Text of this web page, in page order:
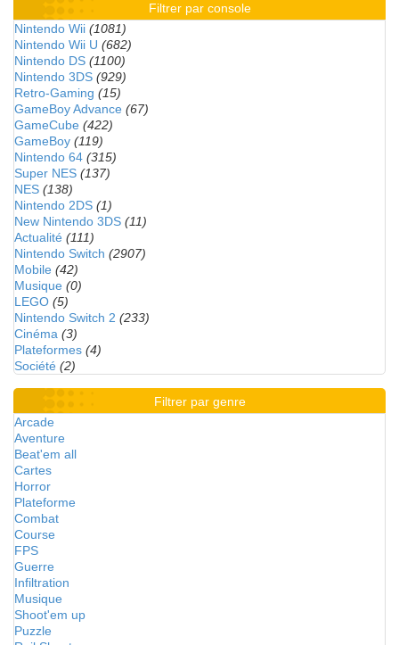
Filtrer par console
Nintendo Wii (1081)
Nintendo Wii U (682)
Nintendo DS (1100)
Nintendo 3DS (929)
Retro-Gaming (15)
GameBoy Advance (67)
GameCube (422)
GameBoy (119)
Nintendo 64 (315)
Super NES (137)
NES (138)
Nintendo 2DS (1)
New Nintendo 3DS (11)
Actualité (111)
Nintendo Switch (2907)
Mobile (42)
Musique (0)
LEGO (5)
Nintendo Switch 2 (233)
Cinéma (3)
Plateformes (4)
Société (2)
Filtrer par genre
Arcade
Aventure
Beat'em all
Cartes
Horror
Plateforme
Combat
Course
FPS
Guerre
Infiltration
Musique
Shoot'em up
Puzzle